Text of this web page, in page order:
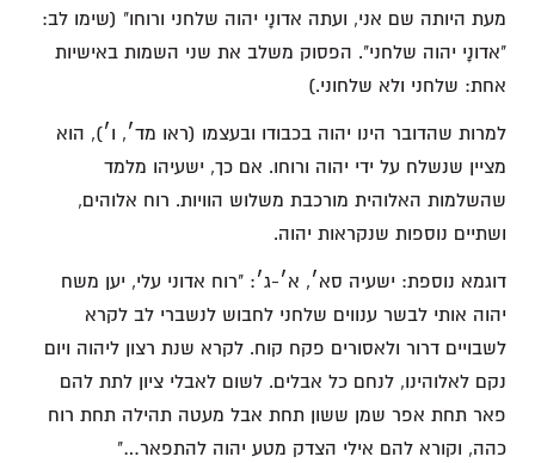
מעת היותה שם אני, ועתה אדונָי יהוה שלחני ורוחו" (שימו לב:
"אדונָי יהוה שלחני". הפסוק משלב את שני השמות באישיות
אחת: שלחני ולא שלחוני.)
למרות שהדובר הינו יהוה בכבודו ובעצמו (ראו מד׳, ו׳), הוא
מציין שנשלח על ידי יהוה ורוחו. אם כך, ישעיהו מלמד
שהשלמות האלוהית מורכבת משלוש הוויות. רוח אלוהים,
ושתיים נוספות שנקראות יהוה.
דוגמא נוספת: ישעיה סא׳, א׳-ג׳: "רוח אדוני עלי, יען משח
יהוה אותי לבשר ענווים שלחני לחבוש לנשברי לב לקרא
לשבויים דרור ולאסורים פקח קוח. לקרא שנת רצון ליהוה ויום
נקם לאלוהינו, לנחם כל אבלים. לשום לאבלי ציון לתת להם
פאר תחת אפר שמן ששון תחת אבל מעטה תהילה תחת רוח
כהה, וקורא להם אילי הצדק מטע יהוה להתפאר…"